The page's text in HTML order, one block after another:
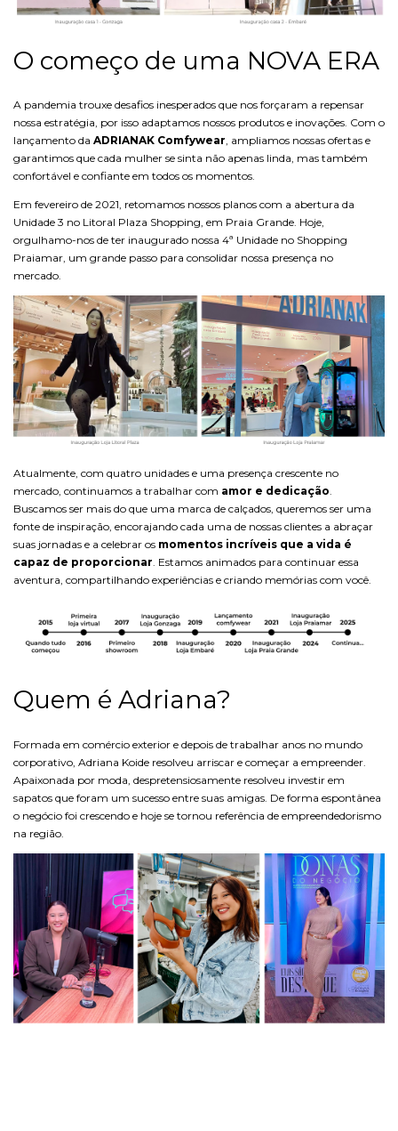
O começo de uma NOVA ERA
A pandemia trouxe desafios inesperados que nos forçaram a repensar
nossa estratégia, por isso adaptamos nossos produtos e inovações. Com o
lançamento da ADRIANAK Comfywear, ampliamos nossas ofertas e
garantimos que cada mulher se sinta não apenas linda, mas também
confortável e confiante em todos os momentos.
Em fevereiro de 2021, retomamos nossos planos com a abertura da
Unidade 3 no Litoral Plaza Shopping, em Praia Grande. Hoje,
orgulhamo-nos de ter inaugurado nossa 4ª Unidade no Shopping
Praiamar, um grande passo para consolidar nossa presença no
mercado.
Atualmente, com quatro unidades e uma presença crescente no
mercado, continuamos a trabalhar com amor e dedicação
Buscamos ser mais do que uma marca de calçados, queremos ser uma
fonte de inspiração, encorajando cada uma de nossas clientes a abraçar
suas jornadas e a celebrar os momentos incríveis que a vida é
capaz de proporcionar . Estamos animados para continuar essa
aventura, compartilhando experiências e criando memórias com você.
Quem é Adriana?
Formada em comércio exterior e depois de trabalhar anos no mundo
corporativo, Adriana Koide resolveu arriscar e começar a empreender.
Apaixonada por moda, despretensiosamente resolveu investir em
sapatos que foram um sucesso entre suas amigas. De forma espontânea
o negócio foi crescendo e hoje se tornou referência de empreendedorismo
na região.